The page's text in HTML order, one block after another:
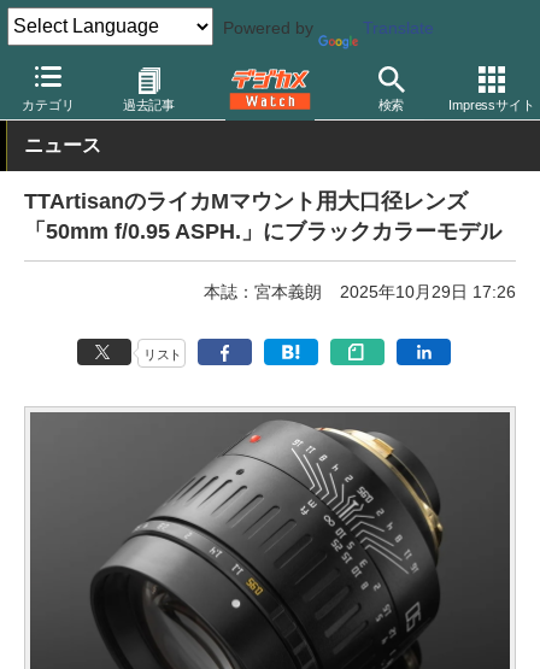
Powered by Translate
カテゴリ 過去記事 検索 Impressサイト
デジカメ Watch レンズ 交換レンズ TTArtisan
ニュース
TTArtisanのライカMマウント用大口径レンズ
「50mm f/0.95 ASPH.」にブラックカラーモデル
本誌：宮本義朗 2025年10月29日 17:26
リスト